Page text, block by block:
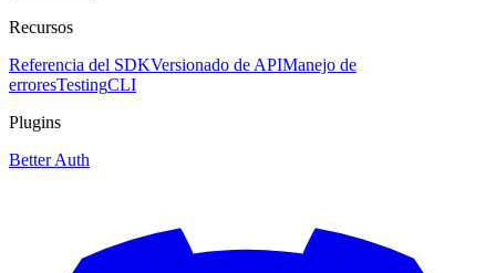
Recursos
Referencia del SDKVersionado de APIManejo de
erroresTestingCLI
Plugins
Better Auth